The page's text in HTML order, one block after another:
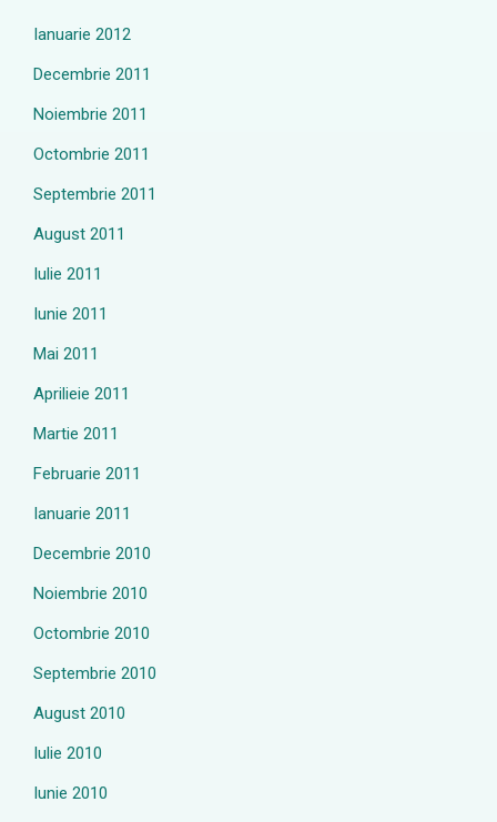
Ianuarie 2012
Decembrie 2011
Noiembrie 2011
Octombrie 2011
Septembrie 2011
August 2011
Iulie 2011
Iunie 2011
Mai 2011
Aprilieie 2011
Martie 2011
Februarie 2011
Ianuarie 2011
Decembrie 2010
Noiembrie 2010
Octombrie 2010
Septembrie 2010
August 2010
Iulie 2010
Iunie 2010